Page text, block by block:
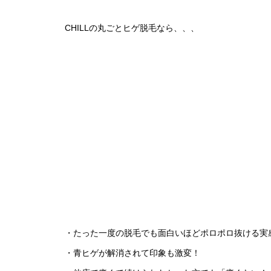
CHILLの丸ごとヒゲ脱毛なら、、、
・たった一度の脱毛でも面白いほどポロポロ抜ける実
・青ヒゲが解消されて印象も激変！